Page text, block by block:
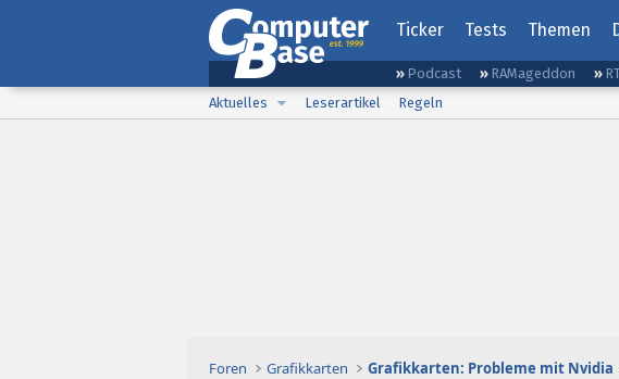
Ticker Tests Themen
Podcast RAMageddon
Aktuelles
Leserartikel Regeln
Foren Grafikkarten Grafikkarten: Probleme mit Nvidia